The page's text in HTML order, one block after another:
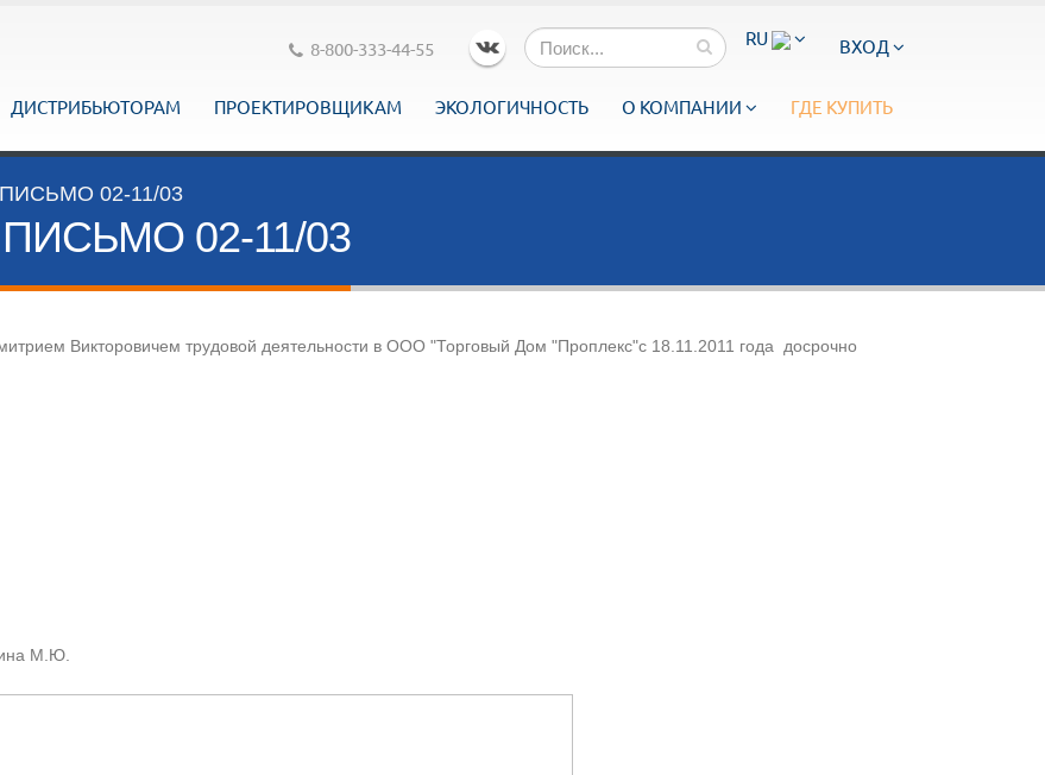
RU ВХОД
8-800-333-44-55
ДИСТРИБЬЮТОРАМ ПРОЕКТИРОВЩИКАМ ЭКОЛОГИЧНОСТЬ О КОМПАНИИ ГДЕ КУПИТЬ
02-11/03
02-11/03
Викторовичем трудовой деятельности в ООО "Торговый Дом "Проплекс"с 18.11.2011 года досрочно
М.Ю.